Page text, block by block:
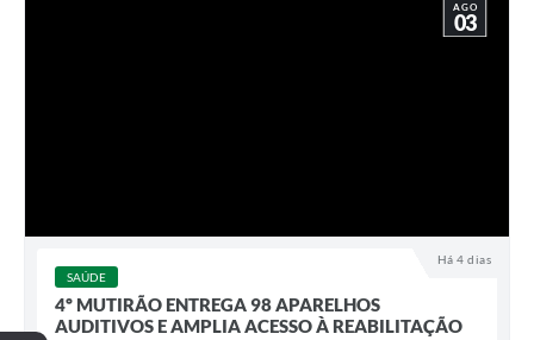
Há 4 dias
AGO
03
SAÚDE
4º MUTIRÃO ENTREGA 98 APARELHOS
AUDITIVOS E AMPLIA ACESSO À REABILITAÇÃO